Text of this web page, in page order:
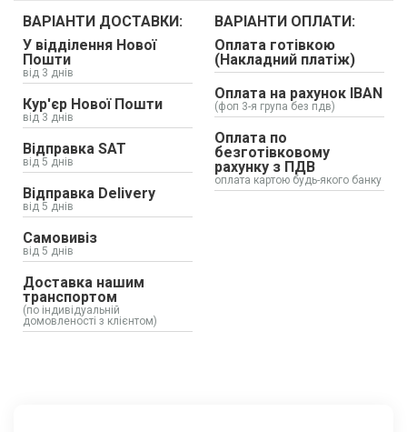
ВАРІАНТИ ДОСТАВКИ:
У відділення Нової
Пошти
від 3 днів
Кур'єр Нової Пошти
від 3 днів
Відправка SAT
від 5 днів
Відправка Delivery
від 5 днів
Самовивіз
від 5 днів
Доставка нашим
транспортом
(по індивідуальній
домовленості з клієнтом)
ВАРІАНТИ ОПЛАТИ:
Оплата готівкою
(Накладний платіж)
Оплата на рахунок IBAN
(фоп 3-я група без пдв)
Оплата по
безготівковому
рахунку з ПДВ
оплата картою будь-якого банку